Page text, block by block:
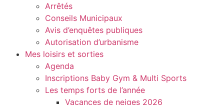
Arrêtés
Conseils Municipaux
Avis d’enquêtes publiques
Autorisation d’urbanisme
Mes loisirs et sorties
Agenda
Inscriptions Baby Gym & Multi Sports
Les temps forts de l’année
Vacances de neiges 2026